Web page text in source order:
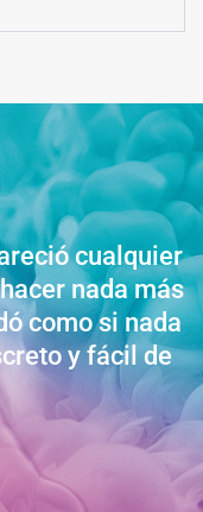
cualquier
nada más
como si nada
y fácil de